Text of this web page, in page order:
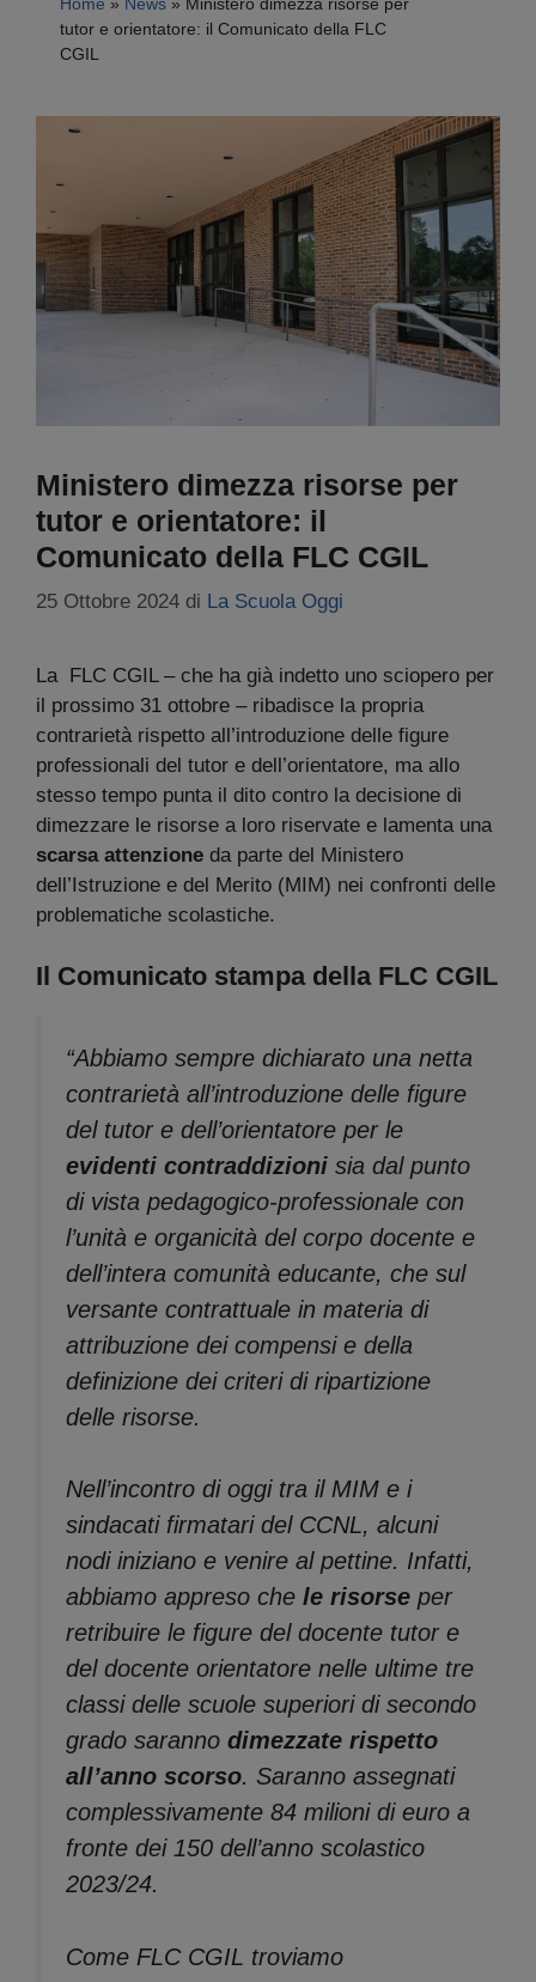
tutor e orientatore: il Comunicato della FLC
CGIL
Ministero dimezza risorse per
tutor e orientatore: il
Comunicato della FLC CGIL
25 Ottobre 2024 di La Scuola Oggi
La FLC CGIL – che ha già indetto uno sciopero per
il prossimo 31 ottobre – ribadisce la propria
contrarietà rispetto all’introduzione delle figure
professionali del tutor e dell’orientatore, ma allo
stesso tempo punta il dito contro la decisione di
dimezzare le risorse a loro riservate e lamenta una
scarsa attenzione da parte del Ministero
dell’Istruzione e del Merito (MIM) nei confronti delle
problematiche scolastiche.
Il Comunicato stampa della FLC CGIL
“Abbiamo sempre dichiarato una netta
contrarietà all’introduzione delle figure
del tutor e dell’orientatore per le
evidenti contraddizioni sia dal punto
di vista pedagogico-professionale con
l’unità e organicità del corpo docente e
dell’intera comunità educante, che sul
versante contrattuale in materia di
attribuzione dei compensi e della
definizione dei criteri di ripartizione
delle risorse.
Nell’incontro di oggi tra il MIM e i
sindacati firmatari del CCNL, alcuni
nodi iniziano e venire al pettine. Infatti,
abbiamo appreso che le risorse per
retribuire le figure del docente tutor e
del docente orientatore nelle ultime tre
classi delle scuole superiori di secondo
grado saranno dimezzate rispetto
all’anno scorso. Saranno assegnati
complessivamente 84 milioni di euro a
fronte dei 150 dell’anno scolastico
2023/24.
Come FLC CGIL troviamo